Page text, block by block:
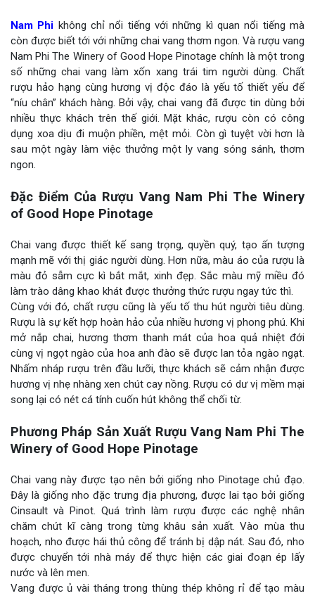
Nam Phi không chỉ nổi tiếng với những kì quan nổi tiếng mà
còn được biết tới với những chai vang thơm ngon. Và rượu vang
Nam Phi The Winery of Good Hope Pinotage chính là một trong
số những chai vang làm xốn xang trái tim người dùng. Chất
rượu hảo hạng cùng hương vị độc đáo là yếu tố thiết yếu để
“níu chân” khách hàng. Bởi vậy, chai vang đã được tin dùng bởi
nhiều thực khách trên thế giới. Mặt khác, rượu còn có công
dụng xoa dịu đi muộn phiền, mệt mỏi. Còn gì tuyệt vời hơn là
sau một ngày làm việc thưởng một ly vang sóng sánh, thơm
ngon.
Đặc Điểm Của Rượu Vang Nam Phi The Winery
of Good Hope Pinotage
Chai vang được thiết kế sang trọng, quyền quý, tạo ấn tượng
mạnh mẽ với thị giác người dùng. Hơn nữa, màu áo của rượu là
màu đỏ sẫm cực kì bắt mắt, xinh đẹp. Sắc màu mỹ miều đó
làm trào dâng khao khát được thưởng thức rượu ngay tức thì.
Cùng với đó, chất rượu cũng là yếu tố thu hút người tiêu dùng.
Rượu là sự kết hợp hoàn hảo của nhiều hương vị phong phú. Khi
mở nắp chai, hương thơm thanh mát của hoa quả nhiệt đới
cùng vị ngọt ngào của hoa anh đào sẽ được lan tỏa ngào ngạt.
Nhấm nháp rượu trên đầu lưỡi, thực khách sẽ cảm nhận được
hương vị nhẹ nhàng xen chút cay nồng. Rượu có dư vị mềm mại
song lại có nét cá tính cuốn hút không thể chối từ.
Phương Pháp Sản Xuất Rượu Vang Nam Phi The
Winery of Good Hope Pinotage
Chai vang này được tạo nên bởi giống nho Pinotage chủ đạo.
Đây là giống nho đặc trưng địa phương, được lai tạo bởi giống
Cinsault và Pinot. Quá trình làm rượu được các nghệ nhân
chăm chút kĩ càng trong từng khâu sản xuất. Vào mùa thu
hoạch, nho được hái thủ công để tránh bị dập nát. Sau đó, nho
được chuyển tới nhà máy để thực hiện các giai đoạn ép lấy
nước và lên men.
Vang được ủ vài tháng trong thùng thép không rỉ để tạo màu